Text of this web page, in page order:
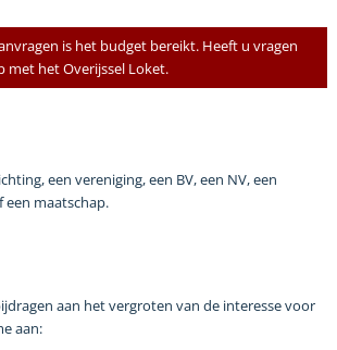
is het budget bereikt. Heeft u vragen
met het Overijssel Loket.
een vereniging, een BV, een NV, een
een maatschap.
aan het vergroten van de interesse voor
aan: